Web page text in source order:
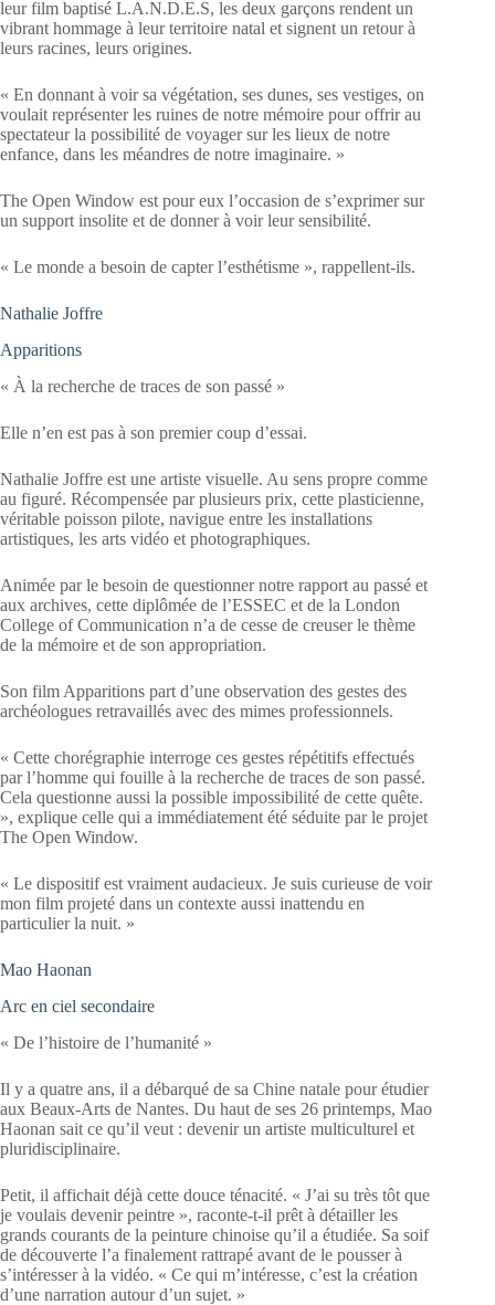
leur film baptisé L.A.N.D.E.S, les deux garçons rendent un
vibrant hommage à leur territoire natal et signent un retour à
leurs racines, leurs origines.
« En donnant à voir sa végétation, ses dunes, ses vestiges, on
voulait représenter les ruines de notre mémoire pour offrir au
spectateur la possibilité de voyager sur les lieux de notre
enfance, dans les méandres de notre imaginaire. »
The Open Window est pour eux l’occasion de s’exprimer sur
un support insolite et de donner à voir leur sensibilité.
« Le monde a besoin de capter l’esthétisme », rappellent-ils.
Nathalie Joffre
Apparitions
« À la recherche de traces de son passé »
Elle n’en est pas à son premier coup d’essai.
Nathalie Joffre est une artiste visuelle. Au sens propre comme
au figuré. Récompensée par plusieurs prix, cette plasticienne,
véritable poisson pilote, navigue entre les installations
artistiques, les arts vidéo et photographiques.
Animée par le besoin de questionner notre rapport au passé et
aux archives, cette diplômée de l’ESSEC et de la London
College of Communication n’a de cesse de creuser le thème
de la mémoire et de son appropriation.
Son film Apparitions part d’une observation des gestes des
archéologues retravaillés avec des mimes professionnels.
« Cette chorégraphie interroge ces gestes répétitifs effectués
par l’homme qui fouille à la recherche de traces de son passé.
Cela questionne aussi la possible impossibilité de cette quête.
», explique celle qui a immédiatement été séduite par le projet
The Open Window.
« Le dispositif est vraiment audacieux. Je suis curieuse de voir
mon film projeté dans un contexte aussi inattendu en
particulier la nuit. »
Mao Haonan
Arc en ciel secondaire
« De l’histoire de l’humanité »
Il y a quatre ans, il a débarqué de sa Chine natale pour étudier
aux Beaux-Arts de Nantes. Du haut de ses 26 printemps, Mao
Haonan sait ce qu’il veut : devenir un artiste multiculturel et
pluridisciplinaire.
Petit, il affichait déjà cette douce ténacité. « J’ai su très tôt que
je voulais devenir peintre », raconte-t-il prêt à détailler les
grands courants de la peinture chinoise qu’il a étudiée. Sa soif
de découverte l’a finalement rattrapé avant de le pousser à
s’intéresser à la vidéo. « Ce qui m’intéresse, c’est la création
d’une narration autour d’un sujet. »